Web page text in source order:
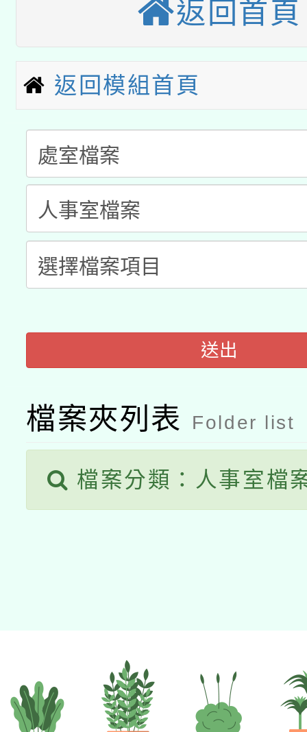
適應運動共學行動站研
本館辦理115年度閱讀
暨閱讀推動專業研習
科技賦能─人工智慧
礎課程
A3數位素養講師名單
「數位內容與教學軟體
pilot」
有關大陸委員會函釋公
薪期間赴陸應申請許可
轉知經濟部水利署委託
業技術研究院辦理「
115年8月22日(星期六
開 智慧啟航」
「2026桃園藝術巡演
關事宜
返回首頁
返回模組首頁
送出
檔案夾列表 Folder list
檔案分類：人事室檔